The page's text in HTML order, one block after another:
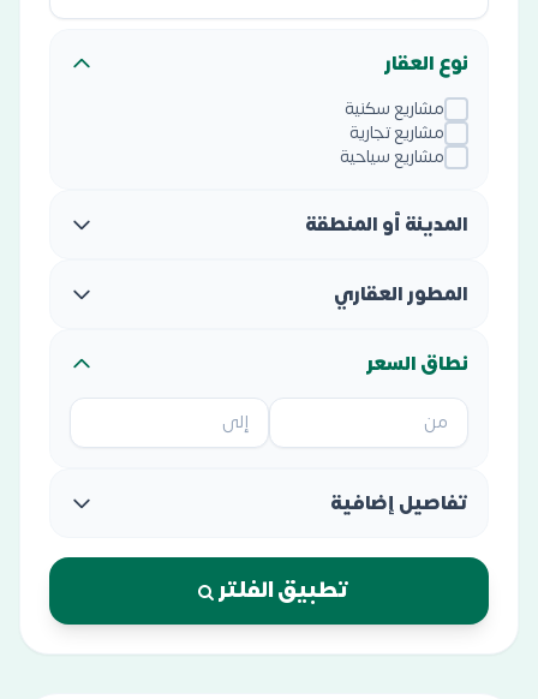
نوع العقار
مشاريع سكنية
مشاريع تجارية
مشاريع سياحية
المدينة أو المنطقة
المطور العقاري
نطاق السعر
تفاصيل إضافية
تطبيق الفلتر